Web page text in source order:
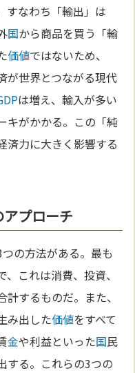
すなわち「輸出」は
国から商品を買う「輸
価値ではないため、
が世界とつながる現代
は増え、輸入が多い
キがかかる。この「純
済力に大きく影響する
プローチ
の方法がある。最も
これは消費、投資、
するものだ。また、
み出した価値をすべて
金や利益といった国民
する。これらの3つの